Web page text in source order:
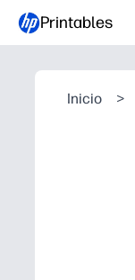
Printables
Inicio >